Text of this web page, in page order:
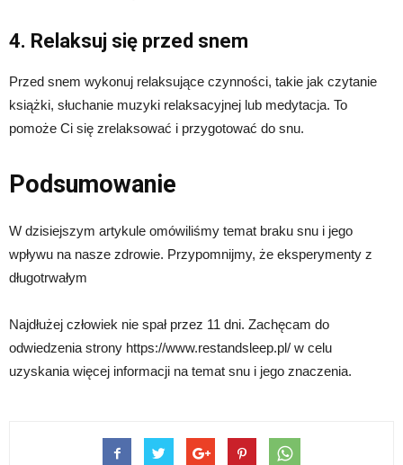
4. Relaksuj się przed snem
Przed snem wykonuj relaksujące czynności, takie jak czytanie
książki, słuchanie muzyki relaksacyjnej lub medytacja. To
pomoże Ci się zrelaksować i przygotować do snu.
Podsumowanie
W dzisiejszym artykule omówiliśmy temat braku snu i jego
wpływu na nasze zdrowie. Przypomnijmy, że eksperymenty z
długotrwałym
Najdłużej człowiek nie spał przez 11 dni. Zachęcam do
odwiedzenia strony https://www.restandsleep.pl/ w celu
uzyskania więcej informacji na temat snu i jego znaczenia.